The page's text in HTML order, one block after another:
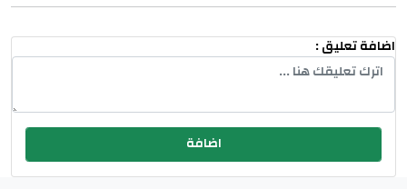
اضافة تعليق :